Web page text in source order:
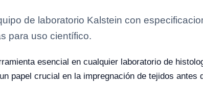
de laboratorio Kalstein con
para uso científico.
esencial en cualquier laboratorio de
papel crucial en la impregnación de tejidos